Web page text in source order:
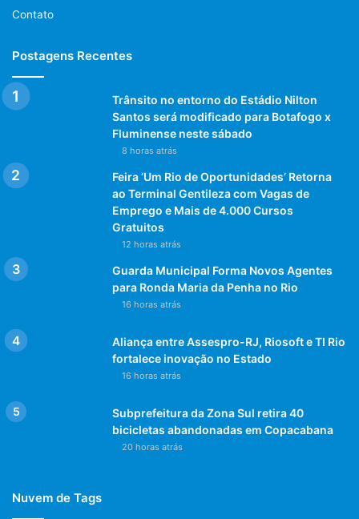
Contato
Postagens Recentes
Trânsito no entorno do Estádio Nilton
Santos será modificado para Botafogo x
Fluminense neste sábado
8 horas atrás
Feira ‘Um Rio de Oportunidades’ Retorna
ao Terminal Gentileza com Vagas de
Emprego e Mais de 4.000 Cursos
Gratuitos
12 horas atrás
Guarda Municipal Forma Novos Agentes
para Ronda Maria da Penha no Rio
16 horas atrás
Aliança entre Assespro-RJ, Riosoft e TI Rio
fortalece inovação no Estado
16 horas atrás
Subprefeitura da Zona Sul retira 40
bicicletas abandonadas em Copacabana
20 horas atrás
Nuvem de Tags